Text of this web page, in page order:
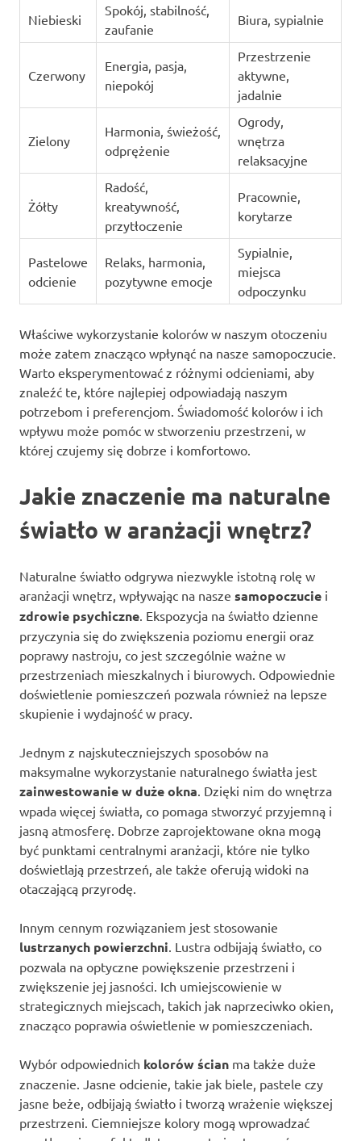
Niebieski
Spokój, stabilność,
zaufanie
Biura, sypialnie
Czerwony
Energia, pasja,
niepokój
Przestrzenie
aktywne,
jadalnie
Zielony
Harmonia, świeżość,
odprężenie
Ogrody,
wnętrza
relaksacyjne
Żółty
Radość,
kreatywność,
przytłoczenie
Pracownie,
korytarze
Pastelowe
odcienie
Relaks, harmonia,
pozytywne emocje
Sypialnie,
miejsca
odpoczynku
Właściwe wykorzystanie kolorów w naszym otoczeniu
może zatem znacząco wpłynąć na nasze samopoczucie.
Warto eksperymentować z różnymi odcieniami, aby
znaleźć te, które najlepiej odpowiadają naszym
potrzebom i preferencjom. Świadomość kolorów i ich
wpływu może pomóc w stworzeniu przestrzeni, w
której czujemy się dobrze i komfortowo.
Jakie znaczenie ma naturalne
światło w aranżacji wnętrz?
Naturalne światło odgrywa niezwykle istotną rolę w
aranżacji wnętrz, wpływając na nasze samopoczucie i
zdrowie psychiczne . Ekspozycja na światło dzienne
przyczynia się do zwiększenia poziomu energii oraz
poprawy nastroju, co jest szczególnie ważne w
przestrzeniach mieszkalnych i biurowych. Odpowiednie
doświetlenie pomieszczeń pozwala również na lepsze
skupienie i wydajność w pracy.
Jednym z najskuteczniejszych sposobów na
maksymalne wykorzystanie naturalnego światła jest
zainwestowanie w duże okna . Dzięki nim do wnętrza
wpada więcej światła, co pomaga stworzyć przyjemną i
jasną atmosferę. Dobrze zaprojektowane okna mogą
być punktami centralnymi aranżacji, które nie tylko
doświetlają przestrzeń, ale także oferują widoki na
otaczającą przyrodę.
Innym cennym rozwiązaniem jest stosowanie
lustrzanych powierzchni . Lustra odbijają światło, co
pozwala na optyczne powiększenie przestrzeni i
zwiększenie jej jasności. Ich umiejscowienie w
strategicznych miejscach, takich jak naprzeciwko okien,
znacząco poprawia oświetlenie w pomieszczeniach.
Wybór odpowiednich kolorów ścian ma także duże
znaczenie. Jasne odcienie, takie jak biele, pastele czy
jasne beże, odbijają światło i tworzą wrażenie większej
przestrzeni. Ciemniejsze kolory mogą wprowadzać